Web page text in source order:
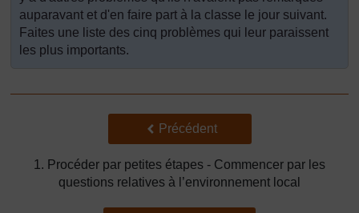
auparavant et d'en faire part à la classe le jour suivant.
Faites une liste des cinq problèmes qui leur paraissent
les plus importants.
Précédent
Précédent
1. Procéder par petites étapes - Commencer par les
questions relatives à l’environnement local